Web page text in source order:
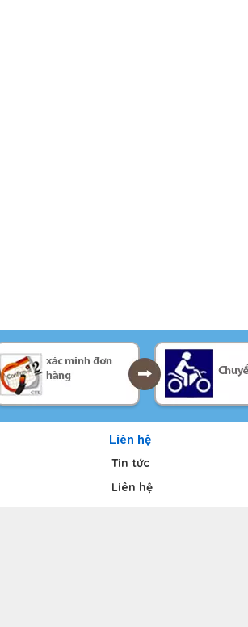
Liên hệ
Tin tức
Liên hệ